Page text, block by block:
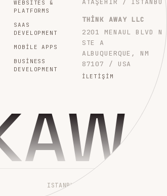
WEBSITES &
PLATFORMS
SAAS
DEVELOPMENT
MOBILE APPS
BUSINESS
DEVELOPMENT
ATAŞEHIR / İSTANBUL
THINK AWAY LLC
2201 MENAUL BLVD NE
STE A
ALBUQUERQUE, NM
87107 / USA
İLETIŞIM
ISTANBUL → WORLDWIDE